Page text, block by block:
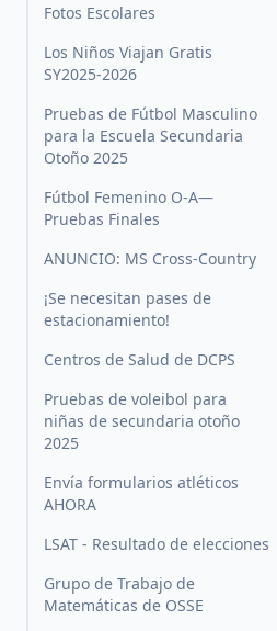
Fotos Escolares
Los Niños Viajan Gratis
SY2025-2026
Pruebas de Fútbol Masculino
para la Escuela Secundaria
Otoño 2025
Fútbol Femenino O-A—
Pruebas Finales
ANUNCIO: MS Cross-Country
¡Se necesitan pases de
estacionamiento!
Centros de Salud de DCPS
Pruebas de voleibol para
niñas de secundaria otoño
2025
Envía formularios atléticos
AHORA
LSAT - Resultado de elecciones
Grupo de Trabajo de
Matemáticas de OSSE